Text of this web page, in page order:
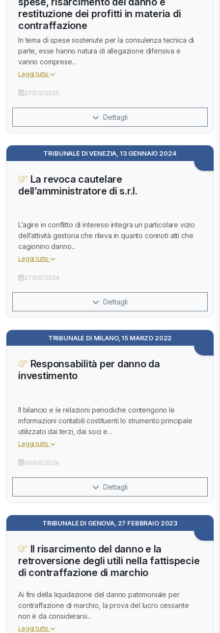
restituzione dei profitti in materia di
contraffazione
In tema di spese sostenute per la consulenza tecnica di
parte, esse hanno natura di allegazione difensiva e
vanno comprese...
Leggi tutto
27/03/2025
Dettagli
TRIBUNALE DI VENEZIA, 13 GENNAIO 2024
La revoca cautelare
dell’amministratore di s.r.l.
L’agire in conflitto di interessi integra un particolare vizio
dell’attività gestoria che rileva in quanto connoti atti che
cagionino danno...
Leggi tutto
27/09/2024
Dettagli
TRIBUNALE DI MILANO, 15 MARZO 2022
Responsabilità per danno da
investimento
Il bilancio e le relazioni periodiche contengono le
informazioni contabili costituenti lo strumento principale
utilizzato dai terzi, dai soci e...
Leggi tutto
09/08/2024
Dettagli
TRIBUNALE DI GENOVA, 27 FEBBRAIO 2023
Il risarcimento del danno e la
retroversione degli utili nella fattispecie
di contraffazione di marchio
Ai fini della liquidazione del danno patrimoniale per
contraffazione di marchio, la prova del lucro cessante
non è da considerarsi...
Leggi tutto